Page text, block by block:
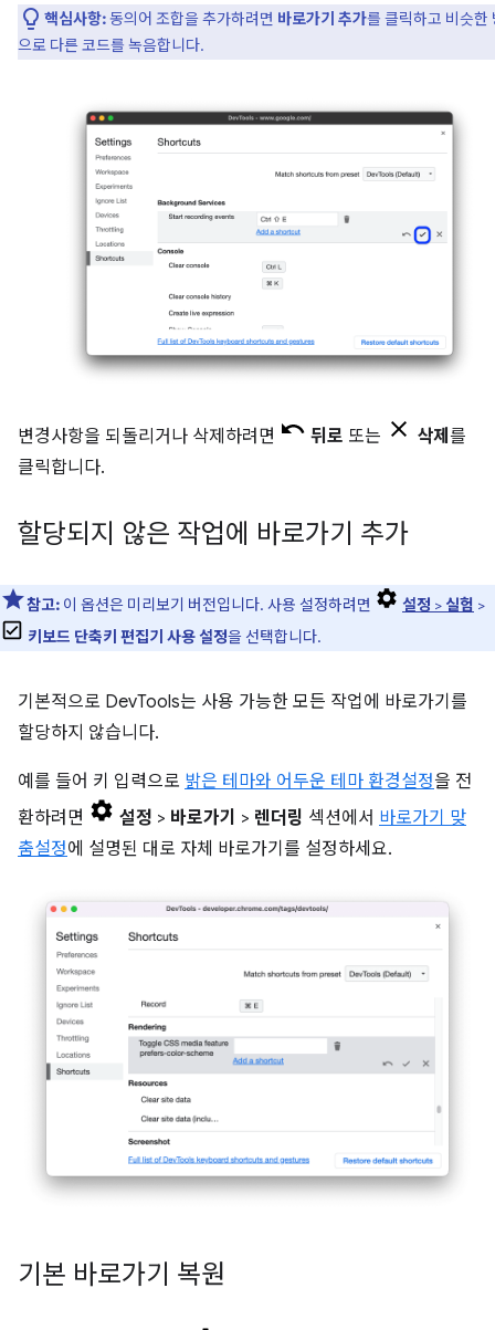
핵심사항:동의어 조합을 추가하려면 바로가기 추가를 클릭하고 비슷한
으로 다른 코드를 녹음합니다.
변경사항을 되돌리거나 삭제하려면 뒤로 또는 삭제 를
클릭합니다.
할당되지 않은 작업에 바로가기 추가
참고: 이 옵션은 미리보기 버전입니다. 사용 설정하려면 설정 > 실험 >
키보드 단축키 편집기 사용 설정을 선택합니다.
기본적으로 DevTools는 사용 가능한 모든 작업에 바로가기를
할당하지 않습니다.
예를 들어 키 입력으로 밝은 테마와 어두운 테마 환경설정을 전
환하려면
설정 > 바로가기 > 렌더링 섹션에서 바로가기 맞
춤설정에 설명된 대로 자체 바로가기를 설정하세요.
기본 바로가기 복원